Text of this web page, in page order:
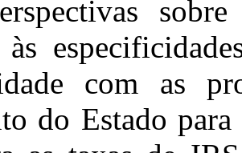
às
com as
do Estado